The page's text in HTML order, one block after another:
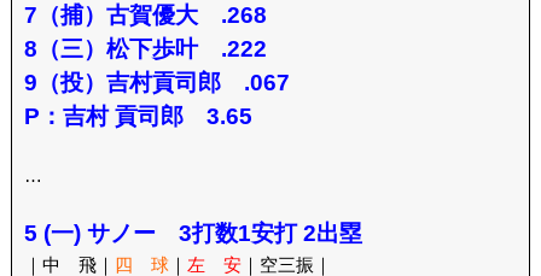
7（捕）古賀優大 .268
8（三）松下歩叶 .222
9（投）吉村貢司郎 .067
P：吉村 貢司郎 3.65
…
5 (一) サノー 3打数1安打 2出塁
｜中 飛｜ 四 球｜ 左 安｜空三振｜